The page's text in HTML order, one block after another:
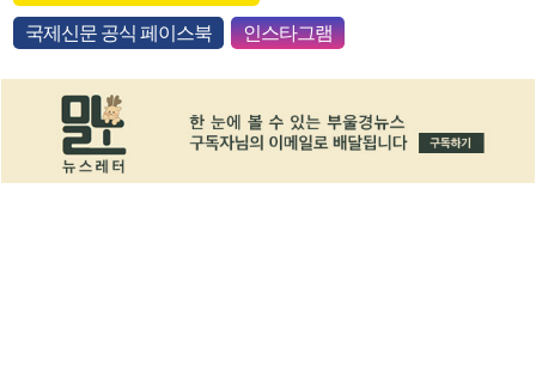
국제신문 공식 페이스북 인스타그램